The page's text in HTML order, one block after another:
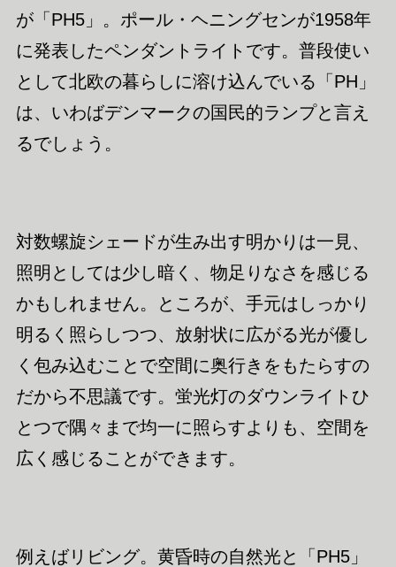
が「PH5」。ポール・ヘニングセンが1958年
に発表したペンダントライトです。普段使い
として北欧の暮らしに溶け込んでいる「PH」
は、いわばデンマークの国民的ランプと言え
るでしょう。
対数螺旋シェードが生み出す明かりは一見、
照明としては少し暗く、物足りなさを感じる
かもしれません。ところが、手元はしっかり
明るく照らしつつ、放射状に広がる光が優し
く包み込むことで空間に奥行きをもたらすの
だから不思議です。蛍光灯のダウンライトひ
とつで隅々まで均一に照らすよりも、空間を
広く感じることができます。
例えばリビング。黄昏時の自然光と「PH5」